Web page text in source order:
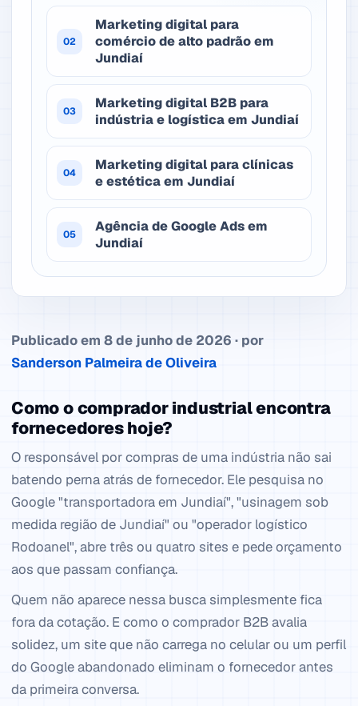
02
Marketing digital para
comércio de alto padrão em
Jundiaí
03
Marketing digital B2B para
indústria e logística em Jundiaí
04
Marketing digital para clínicas
e estética em Jundiaí
05
Agência de Google Ads em
Jundiaí
Publicado em 8 de junho de 2026 · por
Sanderson Palmeira de Oliveira
Como o comprador industrial encontra
fornecedores hoje?
O responsável por compras de uma indústria não sai
batendo perna atrás de fornecedor. Ele pesquisa no
Google "transportadora em Jundiaí", "usinagem sob
medida região de Jundiaí" ou "operador logístico
Rodoanel", abre três ou quatro sites e pede orçamento
aos que passam confiança.
Quem não aparece nessa busca simplesmente fica
fora da cotação. E como o comprador B2B avalia
solidez, um site que não carrega no celular ou um perfil
do Google abandonado eliminam o fornecedor antes
da primeira conversa.